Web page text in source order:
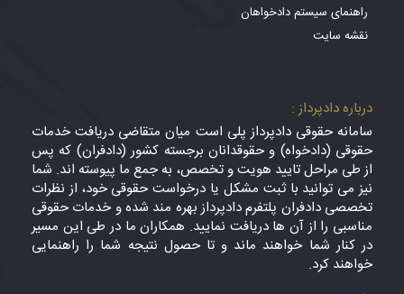
راهنمای سیستم دادخواهان
نقشه سایت
درباره دادپرداز :
سامانه حقوقی دادپرداز پلی است میان متقاضی دریافت خدمات
حقوقی (دادخواه) و حقوقدانان برجسته کشور (دادفران) که پس
از طی مراحل تایید هویت و تخصص، به جمع ما پیوسته اند. شما
نیز می توانید با ثبت مشکل یا درخواست حقوقی خود، از نظرات
تخصصی دادفران پلتفرم دادپرداز بهره مند شده و خدمات حقوقی
مناسبی را از آن ها دریافت نمایید. همکاران ما در طی این مسیر
در کنار شما خواهند ماند و تا حصول نتیجه شما را راهنمایی
خواهند کرد.